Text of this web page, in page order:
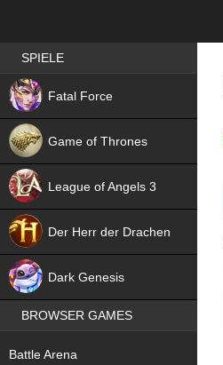
Best RPG games in Germany
SPIELE
Fatal Force
Game of Thrones
League of Angels 3
Der Herr der Drachen
Dark Genesis
BROWSER GAMES
Battle Arena